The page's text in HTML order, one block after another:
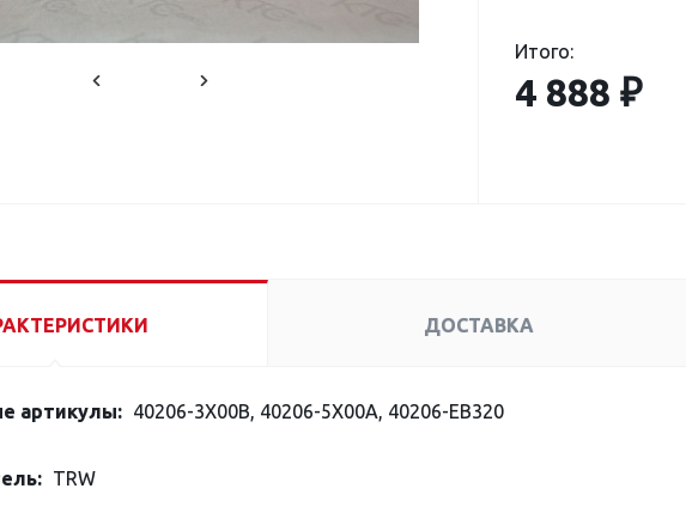
Итого:
4 888 ₽
ДОСТАВКА
артикулы: 40206-3X00B, 40206-5X00A, 40206-EB320
TRW